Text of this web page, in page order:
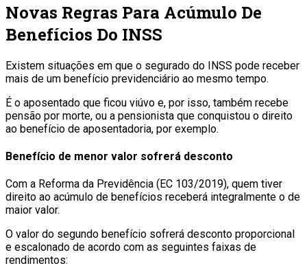
Novas Regras Para Acúmulo De
Benefícios Do INSS
Existem situações em que o segurado do INSS pode receber
mais de um benefício previdenciário ao mesmo tempo.
É o aposentado que ficou viúvo e, por isso, também recebe
pensão por morte, ou a pensionista que conquistou o direito
ao benefício de aposentadoria, por exemplo.
Benefício de menor valor sofrerá desconto
Com a Reforma da Previdência (EC 103/2019), quem tiver
direito ao acúmulo de benefícios receberá integralmente o de
maior valor.
O valor do segundo benefício sofrerá desconto proporcional
e escalonado de acordo com as seguintes faixas de
rendimentos: